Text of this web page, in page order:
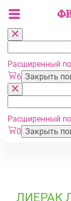
Расширенный
6 Закрыть
Расширенный
0 Закрыть
ЛИЕРАК